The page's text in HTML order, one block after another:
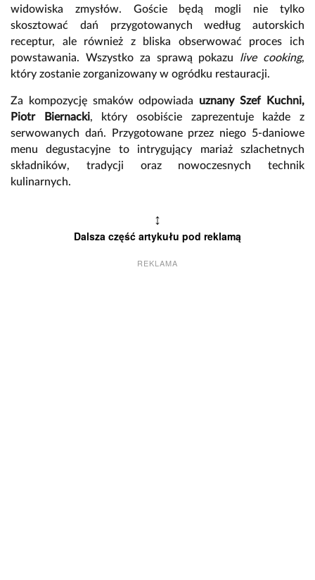
widowiska zmysłów. Goście będą mogli nie tylko
skosztować dań przygotowanych według autorskich
receptur, ale również z bliska obserwować proces ich
powstawania. Wszystko za sprawą pokazu live cooking,
który zostanie zorganizowany w ogródku restauracji.
Za kompozycję smaków odpowiada uznany Szef Kuchni,
Piotr Biernacki, który osobiście zaprezentuje każde z
serwowanych dań. Przygotowane przez niego 5-daniowe
menu degustacyjne to intrygujący mariaż szlachetnych
składników, tradycji oraz nowoczesnych technik
kulinarnych.
↕
Dalsza część artykułu pod reklamą
REKLAMA